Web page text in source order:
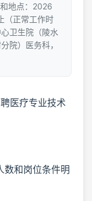
地点：2026
（正常工作时
卫生院（陵水
院）医务科，
医疗专业技术
数和岗位条件明